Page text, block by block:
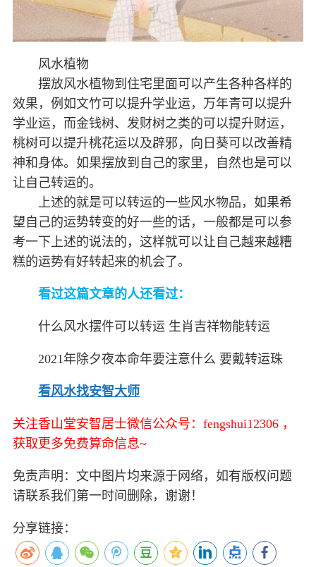
风水植物
摆放风水植物到住宅里面可以产生各种各样的
效果，例如文竹可以提升学业运，万年青可以提升
学业运，而金钱树、发财树之类的可以提升财运，
桃树可以提升桃花运以及辟邪，向日葵可以改善精
神和身体。如果摆放到自己的家里，自然也是可以
让自己转运的。
上述的就是可以转运的一些风水物品，如果希
望自己的运势转变的好一些的话，一般都是可以参
考一下上述的说法的，这样就可以让自己越来越糟
糕的运势有好转起来的机会了。
看过这篇文章的人还看过：
什么风水摆件可以转运 生肖吉祥物能转运
2021年除夕夜本命年要注意什么 要戴转运珠
看风水找安智大师
关注香山堂安智居士微信公众号：fengshui12306 ，
获取更多免费算命信息~
免责声明：文中图片均来源于网络，如有版权问题
请联系我们第一时间删除，谢谢！
分享链接：